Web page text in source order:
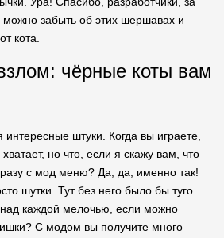
забыть об этих шершавах и
кота.
чёрные коты вам
интересные штуки. Когда вы играете,
но что, если я скажу вам, что
с мод меню? Да, да, именно так!
шутки. Тут без него было бы туго.
над каждой мелочью, если можно
С модом вы получите много